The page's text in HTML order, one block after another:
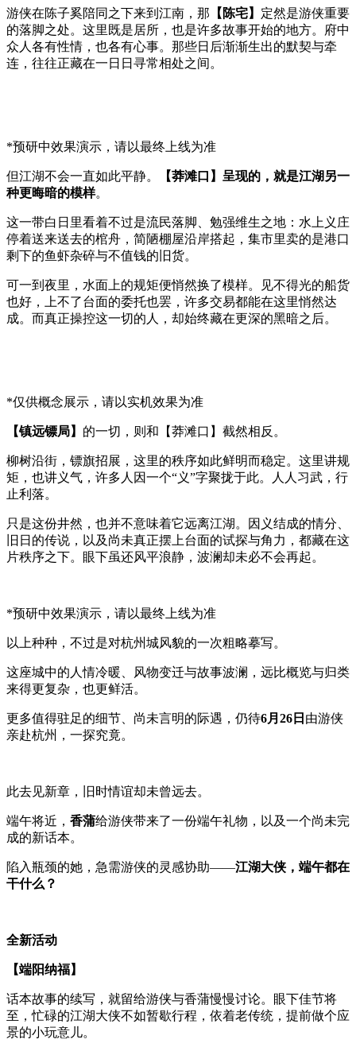
游侠在陈子奚陪同之下来到江南，那 【陈宅】 定然是游侠重要
的落脚之处。这里既是居所，也是许多故事开始的地方。府中
众人各有性情，也各有心事。那些日后渐渐生出的默契与牵
连，往往正藏在一日日寻常相处之间。
*预研中效果演示，请以最终上线为准
但江湖不会一直如此平静。
【莽滩口】呈现的，就是江湖另一
种更晦暗的模样。
这一带白日里看着不过是流民落脚、勉强维生之地：水上义庄
停着送来送去的棺舟，简陋棚屋沿岸搭起，集市里卖的是港口
剩下的鱼虾杂碎与不值钱的旧货。
可一到夜里，水面上的规矩便悄然换了模样。见不得光的船货
也好，上不了台面的委托也罢，许多交易都能在这里悄然达
成。而真正操控这一切的人，却始终藏在更深的黑暗之后。
*仅供概念展示，请以实机效果为准
【镇远镖局】 的一切，则和【莽滩口】截然相反。
柳树沿街，镖旗招展，这里的秩序如此鲜明而稳定。这里讲规
矩，也讲义气，许多人因一个“义”字聚拢于此。人人习武，行
止利落。
只是这份井然，也并不意味着它远离江湖。因义结成的情分、
旧日的传说，以及尚未真正摆上台面的试探与角力，都藏在这
片秩序之下。眼下虽还风平浪静，波澜却未必不会再起。
*预研中效果演示，请以最终上线为准
以上种种，不过是对杭州城风貌的一次粗略摹写。
这座城中的人情冷暖、风物变迁与故事波澜，远比概览与归类
来得更复杂，也更鲜活。
更多值得驻足的细节、尚未言明的际遇，仍待6月26日 由游侠
亲赴杭州，一探究竟。
此去见新章，旧时情谊却未曾远去。
端午将近， 香蒲给游侠带来了一份端午礼物，以及一个尚未完
成的新话本。
陷入瓶颈的她，急需游侠的灵感协助——江湖大侠，端午都在
干什么？
全新活动
【端阳纳福】
话本故事的续写，就留给游侠与香蒲慢慢讨论。眼下佳节将
至，忙碌的江湖大侠不如暂歇行程，依着老传统，提前做个应
景的小玩意儿。